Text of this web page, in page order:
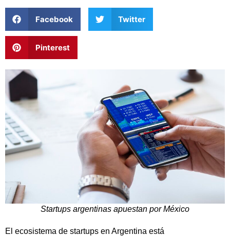
Facebook Twitter
Pinterest
Startups argentinas apuestan por México
El ecosistema de startups en Argentina está